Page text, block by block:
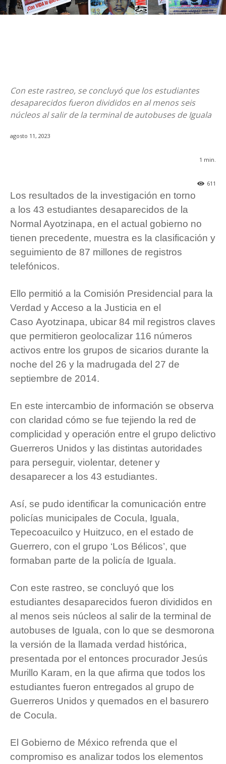
Con este rastreo, se concluyó que los estudiantes
desaparecidos fueron divididos en al menos seis
núcleos al salir de la terminal de autobuses de Iguala
agosto 11, 2023
1 min.
611
Los resultados de la investigación en torno
a los 43 estudiantes desaparecidos de la
Normal Ayotzinapa, en el actual gobierno no
tienen precedente, muestra es la clasificación y
seguimiento de 87 millones de registros
telefónicos.
Ello permitió a la Comisión Presidencial para la
Verdad y Acceso a la Justicia en el
Caso Ayotzinapa, ubicar 84 mil registros claves
que permitieron geolocalizar 116 números
activos entre los grupos de sicarios durante la
noche del 26 y la madrugada del 27 de
septiembre de 2014.
En este intercambio de información se observa
con claridad cómo se fue tejiendo la red de
complicidad y operación entre el grupo delictivo
Guerreros Unidos y las distintas autoridades
para perseguir, violentar, detener y
desaparecer a los 43 estudiantes.
Así, se pudo identificar la comunicación entre
policías municipales de Cocula, Iguala,
Tepecoacuilco y Huitzuco, en el estado de
Guerrero, con el grupo ‘Los Bélicos’, que
formaban parte de la policía de Iguala.
Con este rastreo, se concluyó que los
estudiantes desaparecidos fueron divididos en
al menos seis núcleos al salir de la terminal de
autobuses de Iguala, con lo que se desmorona
la versión de la llamada verdad histórica,
presentada por el entonces procurador Jesús
Murillo Karam, en la que afirma que todos los
estudiantes fueron entregados al grupo de
Guerreros Unidos y quemados en el basurero
de Cocula.
El Gobierno de México refrenda que el
compromiso es analizar todos los elementos